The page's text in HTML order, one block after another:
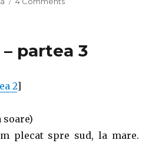
partea 3
2]
soare)
plecat spre sud, la mare.